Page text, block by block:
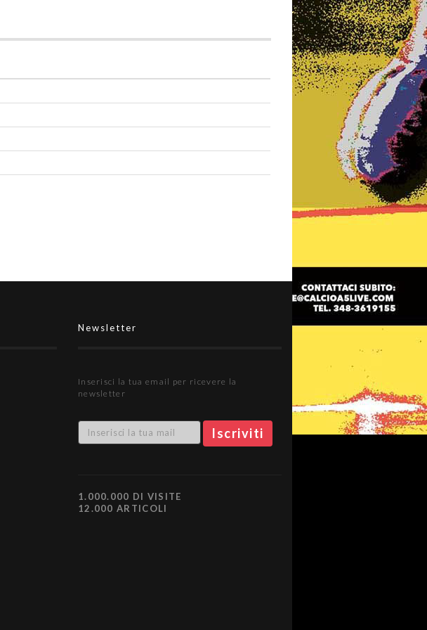
Newsletter
Inserisci la tua email per ricevere la
newsletter
1.000.000 DI VISITE
12.000 ARTICOLI